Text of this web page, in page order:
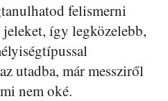
felismerni
így legközelebb,
utadba, már messziről
nem oké.